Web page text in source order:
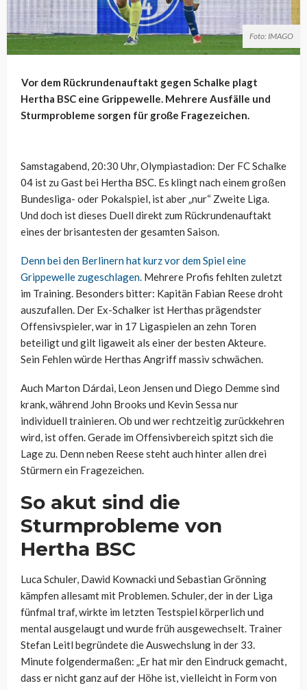
Foto: IMAGO
Vor dem Rückrundenauftakt gegen Schalke plagt
Hertha BSC eine Grippewelle. Mehrere Ausfälle und
Sturmprobleme sorgen für große Fragezeichen.
Samstagabend, 20:30 Uhr, Olympiastadion: Der FC Schalke
04 ist zu Gast bei Hertha BSC. Es klingt nach einem großen
Bundesliga- oder Pokalspiel, ist aber „nur“ Zweite Liga.
Und doch ist dieses Duell direkt zum Rückrundenauftakt
eines der brisantesten der gesamten Saison.
Denn bei den Berlinern hat kurz vor dem Spiel eine
Grippewelle zugeschlagen. Mehrere Profis fehlten zuletzt
im Training. Besonders bitter: Kapitän Fabian Reese droht
auszufallen. Der Ex-Schalker ist Herthas prägendster
Offensivspieler, war in 17 Ligaspielen an zehn Toren
beteiligt und gilt ligaweit als einer der besten Akteure.
Sein Fehlen würde Herthas Angriff massiv schwächen.
Auch Marton Dárdai, Leon Jensen und Diego Demme sind
krank, während John Brooks und Kevin Sessa nur
individuell trainieren. Ob und wer rechtzeitig zurückkehren
wird, ist offen. Gerade im Offensivbereich spitzt sich die
Lage zu. Denn neben Reese steht auch hinter allen drei
Stürmern ein Fragezeichen.
So akut sind die
Sturmprobleme von
Hertha BSC
Luca Schuler, Dawid Kownacki und Sebastian Grönning
kämpfen allesamt mit Problemen. Schuler, der in der Liga
fünfmal traf, wirkte im letzten Testspiel körperlich und
mental ausgelaugt und wurde früh ausgewechselt. Trainer
Stefan Leitl begründete die Auswechslung in der 33.
Minute folgendermaßen: „Er hat mir den Eindruck gemacht,
dass er nicht ganz auf der Höhe ist, vielleicht in Form von